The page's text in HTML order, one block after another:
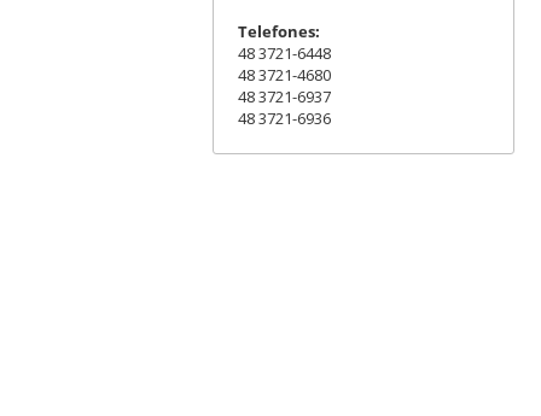
Telefones:
48 3721-6448
48 3721-4680
48 3721-6937
48 3721-6936